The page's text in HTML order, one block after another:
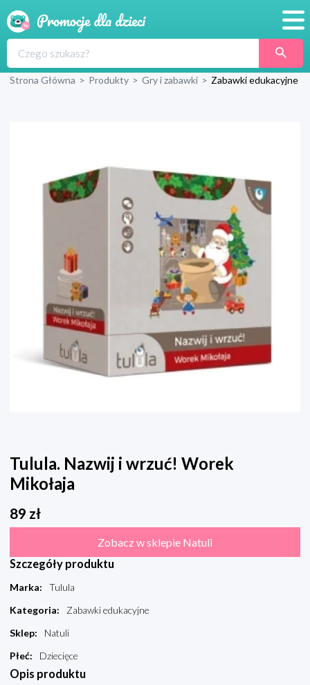
Produkty
Wyprawka
Strona Główna > Produkty > Gry i zabawki > Zabawki edukacyjne
Tulula. Nazwij i wrzuć! Worek
Mikołaja
89 zł
Zobacz w sklepie Natuli
Szczegóły produktu
Marka:
Tulula
Kategoria:
Zabawki edukacyjne
Sklep:
Natuli
Płeć: Dziecięce
Opis produktu